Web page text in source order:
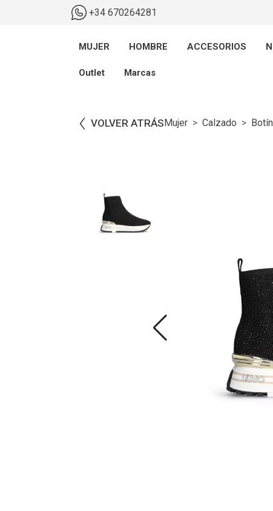
+34 670264281
MUJER HOMBRE ACCESORIOS
Outlet Marcas
VOLVER ATRÁSMujer Calzado Botín